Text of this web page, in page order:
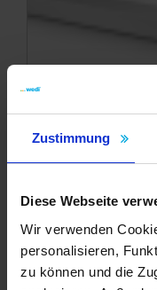
Zustimmung
Diese Webseite
Wir verwenden
personalisieren,
zu können und die